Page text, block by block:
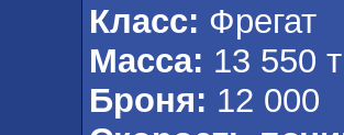
Класс: Фрегат
Масса: 13 550 т
Броня: 12 000